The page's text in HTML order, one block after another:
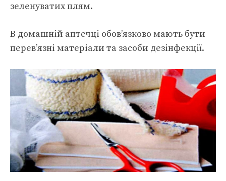
зеленуватих плям.
В домашній аптечці обов’язково мають бути
перев’язні матеріали та засоби дезінфекції.